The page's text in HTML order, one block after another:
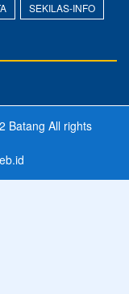
SEKILAS-INFO
Batang All rights